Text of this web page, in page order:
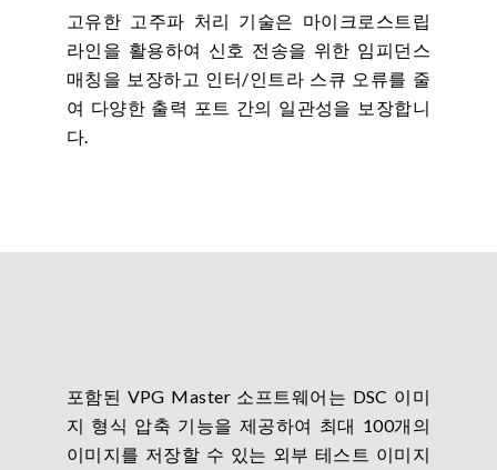
고유한 고주파 처리 기술은 마이크로스트립
라인을 활용하여 신호 전송을 위한 임피던스
매칭을 보장하고 인터/인트라 스큐 오류를 줄
여 다양한 출력 포트 간의 일관성을 보장합니
다.
포함된 VPG Master 소프트웨어는 DSC 이미
지 형식 압축 기능을 제공하여 최대 100개의
이미지를 저장할 수 있는 외부 테스트 이미지